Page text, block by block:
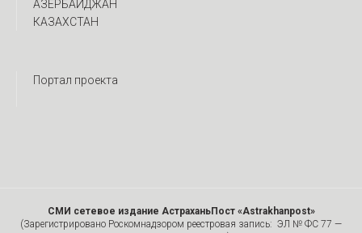
АЗЕРБАЙДЖАН
КАЗАХСТАН
Портал проекта
СМИ сетевое издание АстраханьПост «Astrakhanpost»
(Зарегистрировано Роскомнадзором реестровая запись: ЭЛ № ФС 77 —